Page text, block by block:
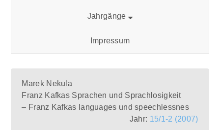
Jahrgänge
Impressum
Marek Nekula
Franz Kafkas Sprachen und Sprachlosigkeit
– Franz Kafkas languages und speechlessnes
Jahr: 15/1-2 (2007)